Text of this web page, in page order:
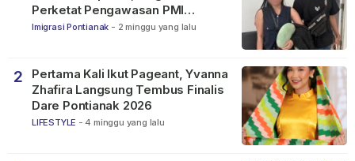
Perketat Pengawasan PMI
Nonprosedural
Imigrasi Pontianak - 2 minggu yang lalu
2
Pertama Kali Ikut Pageant, Yvanna
Zhafira Langsung Tembus Finalis
Dare Pontianak 2026
LIFESTYLE - 4 minggu yang lalu